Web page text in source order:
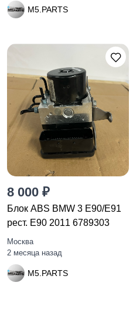
M5.PARTS
8 000 ₽
Блок ABS BMW 3 E90/E91
рест. E90 2011 6789303
Москва
2 месяца назад
M5.PARTS